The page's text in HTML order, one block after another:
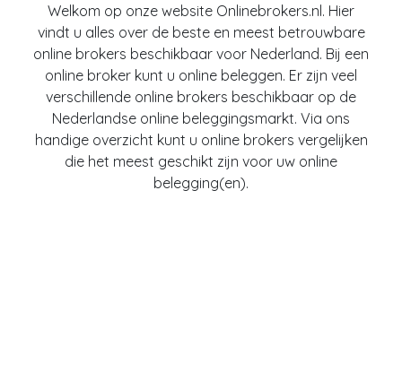
Welkom op onze website Onlinebrokers.nl. Hier
vindt u alles over de beste en meest betrouwbare
online brokers beschikbaar voor Nederland. Bij een
online broker kunt u online beleggen. Er zijn veel
verschillende online brokers beschikbaar op de
Nederlandse online beleggingsmarkt. Via ons
handige overzicht kunt u online brokers vergelijken
die het meest geschikt zijn voor uw online
belegging(en).